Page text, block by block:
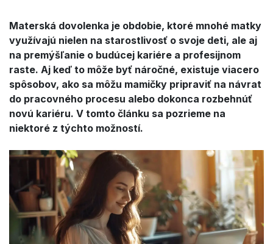
Materská dovolenka je obdobie, ktoré mnohé matky
využívajú nielen na starostlivosť o svoje deti, ale aj
na premýšľanie o budúcej kariére a profesijnom
raste. Aj keď to môže byť náročné, existuje viacero
spôsobov, ako sa môžu mamičky pripraviť na návrat
do pracovného procesu alebo dokonca rozbehnúť
novú kariéru. V tomto článku sa pozrieme na
niektoré z týchto možností.